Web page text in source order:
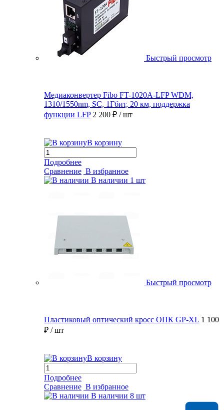
Быстрый просмотр
Медиаконвертер Fibo FT-1020A-LFP WDM,
1310/1550nm, SC, 1Гбит, 20 км, поддержка
функции LFP 2 200 ₽ / шт
В корзину
Подробнее
Сравнение В избранное
В наличии 1 шт
Быстрый просмотр
Пластиковый оптический кросс ОПК GP-XL 1 100
₽ / шт
В корзину
Подробнее
Сравнение В избранное
В наличии 8 шт